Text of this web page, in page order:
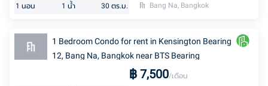
1 นอน 1 น้ำ 30 ตร.ม. Bang Na, Bangkok
1 Bedroom Condo for rent in Kensington Bearing
12, Bang Na, Bangkok near BTS Bearing
฿ 7,500/เดือน